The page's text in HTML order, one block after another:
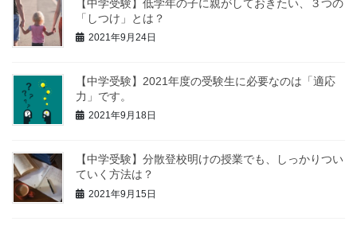
【中学受験】低学年の子に親がしておきたい、３つの
「しつけ」とは？
2021年9月24日
【中学受験】2021年度の受験生に必要なのは「適応
力」です。
2021年9月18日
【中学受験】分散登校明けの授業でも、しっかりつい
ていく方法は？
2021年9月15日